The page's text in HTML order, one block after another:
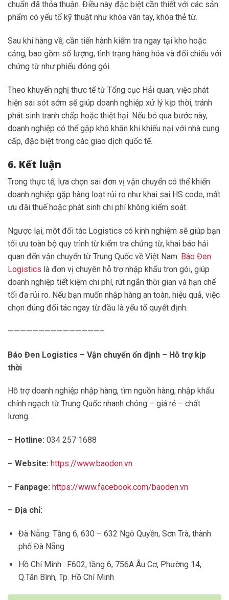
chuẩn đã thỏa thuận. Điều này đặc biệt cần thiết với các sản
phẩm có yếu tố kỹ thuật như khóa vân tay, khóa thẻ từ.
Sau khi hàng về, cần tiến hành kiểm tra ngay tại kho hoặc
cảng, bao gồm số lượng, tình trạng hàng hóa và đối chiếu với
chứng từ như phiếu đóng gói.
Theo khuyến nghị thực tế từ Tổng cục Hải quan, việc phát
hiện sai sót sớm sẽ giúp doanh nghiệp xử lý kịp thời, tránh
phát sinh tranh chấp hoặc thiệt hại. Nếu bỏ qua bước này,
doanh nghiệp có thể gặp khó khăn khi khiếu nại với nhà cung
cấp, đặc biệt trong các giao dịch quốc tế.
6. Kết luận
Trong thực tế, lựa chọn sai đơn vị vận chuyển có thể khiến
doanh nghiệp gặp hàng loạt rủi ro như khai sai HS code, mất
ưu đãi thuế hoặc phát sinh chi phí không kiểm soát.
Ngược lại, một đối tác Logistics có kinh nghiệm sẽ giúp bạn
tối ưu toàn bộ quy trình từ kiểm tra chứng từ, khai báo hải
quan đến vận chuyển từ Trung Quốc về Việt Nam. Báo Đen
Logistics là đơn vị chuyên hỗ trợ nhập khẩu trọn gói, giúp
doanh nghiệp tiết kiệm chi phí, rút ngắn thời gian và hạn chế
tối đa rủi ro. Nếu bạn muốn nhập hàng an toàn, hiệu quả, việc
chọn đúng đối tác ngay từ đầu là yếu tố quyết định.
———————————————–
Báo Đen Logistics – Vận chuyển ổn định – Hỗ trợ kịp
thời
Hỗ trợ doanh nghiệp nhập hàng, tìm nguồn hàng, nhập khẩu
chính ngạch từ Trung Quốc nhanh chóng – giá rẻ – chất
lượng.
– Hotline: 034 257 1688
– Website: https://www.baoden.vn
– Fanpage: https://www.facebook.com/baoden.vn
– Địa chỉ:
Đà Nẵng: Tầng 6, 630 – 632 Ngô Quyền, Sơn Trà, thành
phố Đà Nẵng
Hồ Chí Minh : F602, tầng 6, 756A Âu Cơ, Phường 14,
Q.Tân Bình, Tp. Hồ Chí Minh